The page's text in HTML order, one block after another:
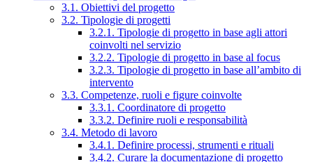
3.1. Obiettivi del progetto
3.2. Tipologie di progetti
3.2.1. Tipologie di progetto in base agli attori
coinvolti nel servizio
3.2.2. Tipologie di progetto in base al focus
3.2.3. Tipologie di progetto in base all’ambito di
intervento
3.3. Competenze, ruoli e figure coinvolte
3.3.1. Coordinatore di progetto
3.3.2. Definire ruoli e responsabilità
3.4. Metodo di lavoro
3.4.1. Definire processi, strumenti e rituali
3.4.2. Curare la documentazione di progetto